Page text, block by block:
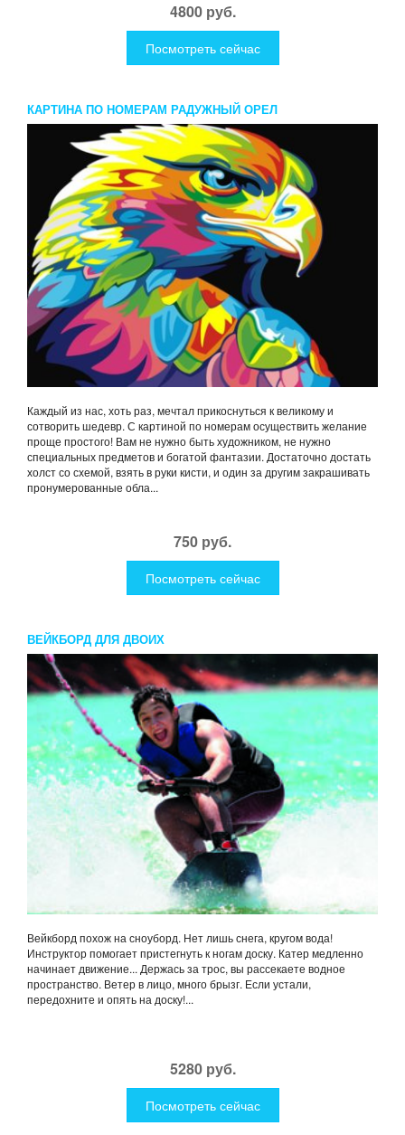
4800 руб.
Посмотреть сейчас
КАРТИНА ПО НОМЕРАМ РАДУЖНЫЙ ОРЕЛ
Каждый из нас, хоть раз, мечтал прикоснуться к великому и
сотворить шедевр. С картиной по номерам осуществить желание
проще простого! Вам не нужно быть художником, не нужно
специальных предметов и богатой фантазии. Достаточно достать
холст со схемой, взять в руки кисти, и один за другим закрашивать
пронумерованные обла...
750 руб.
Посмотреть сейчас
ВЕЙКБОРД ДЛЯ ДВОИХ
Вейкборд похож на сноуборд. Нет лишь снега, кругом вода!
Инструктор помогает пристегнуть к ногам доску. Катер медленно
начинает движение... Держась за трос, вы рассекаете водное
пространство. Ветер в лицо, много брызг. Если устали,
передохните и опять на доску!...
5280 руб.
Посмотреть сейчас